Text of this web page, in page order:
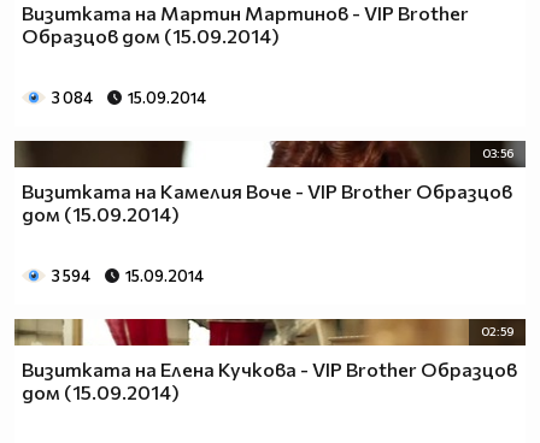
Визитката на Мартин Мартинов - VIP Brother
Образцов дом (15.09.2014)
3 084 15.09.2014
03:56
Визитката на Камелия Воче - VIP Brother Образцов
дом (15.09.2014)
3 594 15.09.2014
02:59
Визитката на Елена Кучкова - VIP Brother Образцов
дом (15.09.2014)